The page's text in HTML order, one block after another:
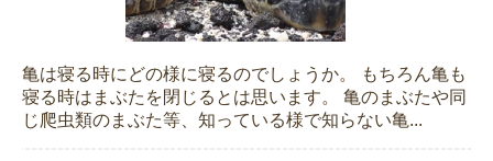
亀は寝る時にどの様に寝るのでしょうか。 もちろん亀も
寝る時はまぶたを閉じるとは思います。 亀のまぶたや同
じ爬虫類のまぶた等、知っている様で知らない亀...